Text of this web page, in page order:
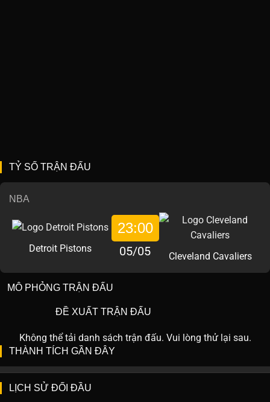
TỶ SỐ TRẬN ĐẤU
NBA
Detroit Pistons
23:00
05/05 Cleveland Cavaliers
MÔ PHỎNG TRẬN ĐẤU
ĐỀ XUẤT TRẬN ĐẤU
Không thể tải danh sách trận đấu. Vui lòng thử lại sau.
THÀNH TÍCH GẦN ĐÂY
LỊCH SỬ ĐỐI ĐẦU